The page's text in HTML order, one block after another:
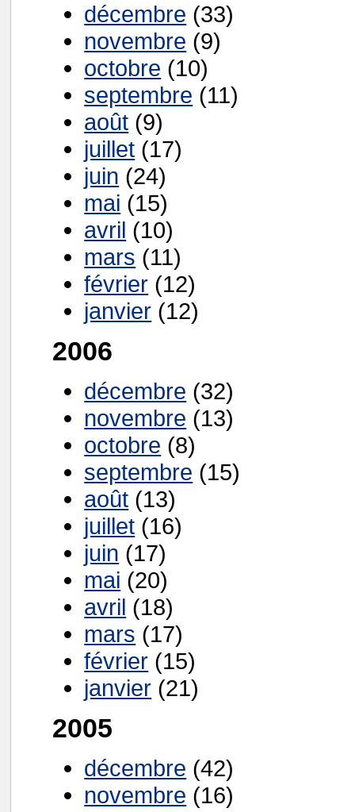
décembre (33)
novembre (9)
octobre (10)
septembre (11)
août (9)
juillet (17)
juin (24)
mai (15)
avril (10)
mars (11)
février (12)
janvier (12)
2006
décembre (32)
novembre (13)
octobre (8)
septembre (15)
août (13)
juillet (16)
juin (17)
mai (20)
avril (18)
mars (17)
février (15)
janvier (21)
2005
décembre (42)
novembre (16)